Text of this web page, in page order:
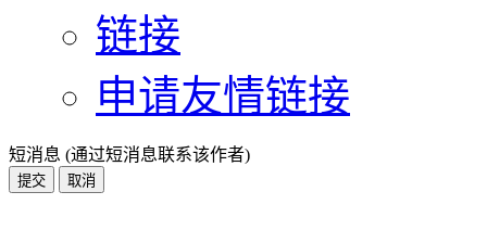
链接
申请友情链接
短消息 (通过短消息联系该作者)